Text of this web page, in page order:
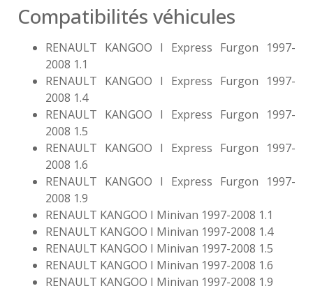
Compatibilités véhicules
RENAULT KANGOO I Express Furgon 1997-
2008 1.1
RENAULT KANGOO I Express Furgon 1997-
2008 1.4
RENAULT KANGOO I Express Furgon 1997-
2008 1.5
RENAULT KANGOO I Express Furgon 1997-
2008 1.6
RENAULT KANGOO I Express Furgon 1997-
2008 1.9
RENAULT KANGOO I Minivan 1997-2008 1.1
RENAULT KANGOO I Minivan 1997-2008 1.4
RENAULT KANGOO I Minivan 1997-2008 1.5
RENAULT KANGOO I Minivan 1997-2008 1.6
RENAULT KANGOO I Minivan 1997-2008 1.9